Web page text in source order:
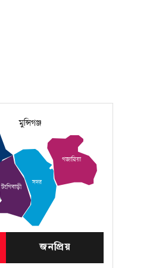
টংগিবাড়ী
সদর
গজারিয়া
মুন্সিগঞ্জ
জনপ্রিয়